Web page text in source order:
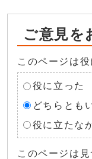
ご意見を
このページは
役に立った
どちらとも
役に立たな
このページは